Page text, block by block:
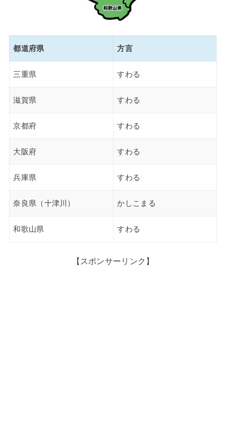
都道府県 方言
三重県 すわる
滋賀県 すわる
京都府 すわる
大阪府 すわる
兵庫県 すわる
奈良県（十津川） かしこまる
和歌山県 すわる
【スポンサーリンク】